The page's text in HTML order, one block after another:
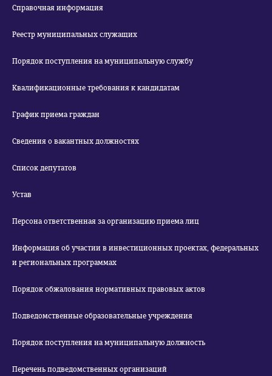
Справочная информация
Реестр муниципальных служащих
Порядок поступления на муниципальную службу
Квалификационные требования к кандидатам
График приема граждан
Сведения о вакантных должностях
Список депутатов
Устав
Персона ответственная за организацию приема лиц
Информация об участии в инвестиционных проектах, федеральных
и региональных программах
Порядок обжалования нормативных правовых актов
Подведомственные образовательные учреждения
Порядок поступления на муниципальную должность
Перечень подведомственных организаций